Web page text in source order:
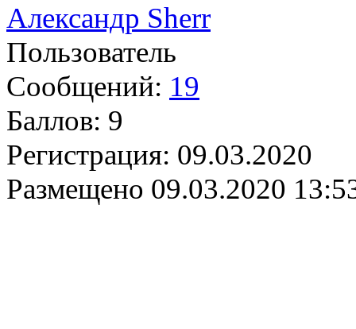
Александр Sherr
Пользователь
Сообщений: 19
Баллов: 9
Регистрация: 09.03.2020
Размещено 09.03.2020